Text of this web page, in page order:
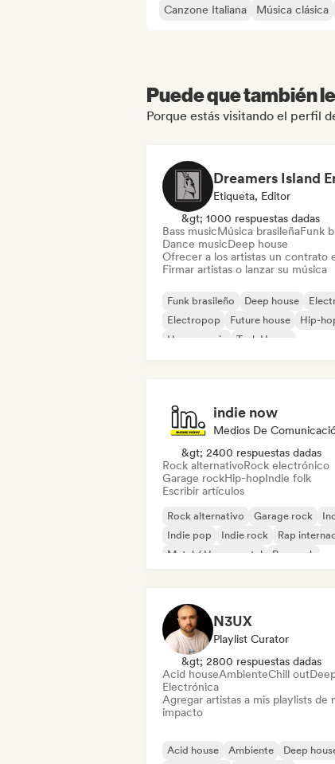
Canzone Italiana Música clásica
Puede que también
Porque estás visitando el perfil
Etiqueta, Editor
&gt; 1000 respuestas dadas
Bass musicMúsica brasileñaFunk
Dance musicDeep house
Ofrecer a los artistas un contrato
Firmar artistas o lanzar su música
Funk brasileño Deep house
Electropop
Future house
Hip-
House music
Tech House
indie now
&gt; 2400 respuestas dadas
Rock alternativoRock electrónico
Garage rockHip-hopIndie folk
Escribir artículos
Rock alternativo Garage rock
Indie pop
Indie rock
Rap
Metal / Heavy metal
Pop rock
N3UX
Playlist Curator
&gt; 2800 respuestas dadas
Acid houseAmbienteChill out
Electrónica
Agregar artistas a mis playlists de
impacto
Acid house Ambiente
Deep